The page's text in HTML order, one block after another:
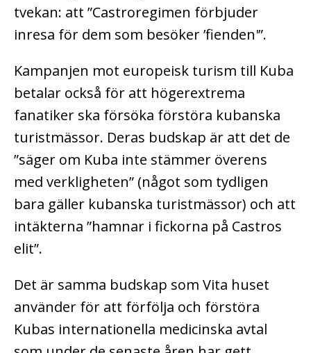
tvekan: att ”Castroregimen förbjuder
inresa för dem som besöker ’fienden'”.
Kampanjen mot europeisk turism till Kuba
betalar också för att högerextrema
fanatiker ska försöka förstöra kubanska
turistmässor. Deras budskap är att det de
”säger om Kuba inte stämmer överens
med verkligheten” (något som tydligen
bara gäller kubanska turistmässor) och att
intäkterna ”hamnar i fickorna på Castros
elit”.
Det är samma budskap som Vita huset
använder för att förfölja och förstöra
Kubas internationella medicinska avtal